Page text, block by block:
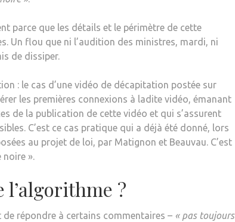
parce que les détails et le périmètre de cette
Un flou que ni l’audition des ministres, mardi, ni
de dissiper.
: le cas d’une vidéo de décapitation postée sur
les premières connexions à ladite vidéo, émanant
de la publication de cette vidéo et qui s’assurent
C’est ce cas pratique qui a déjà été donné, lors
au projet de loi, par Matignon et Beauvau. C’est
noire ».
?
de répondre à certains commentaires – « pas toujours